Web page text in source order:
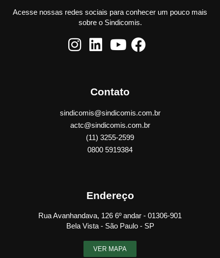
Acesse nossas redes sociais para conhecer um pouco mais
sobre o Sindicomis.
Contato
sindicomis@sindicomis.com.br
actc@sindicomis.com.br
(11) 3255-2599
0800 5919384
Endereço
Rua Avanhandava, 126 6º andar - 01306-901
Bela Vista - São Paulo - SP
VER MAPA